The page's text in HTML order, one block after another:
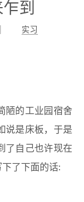
到
实习
陋的工业园宿舍
说是床板，于是
了自己也许现在
了下面的话: